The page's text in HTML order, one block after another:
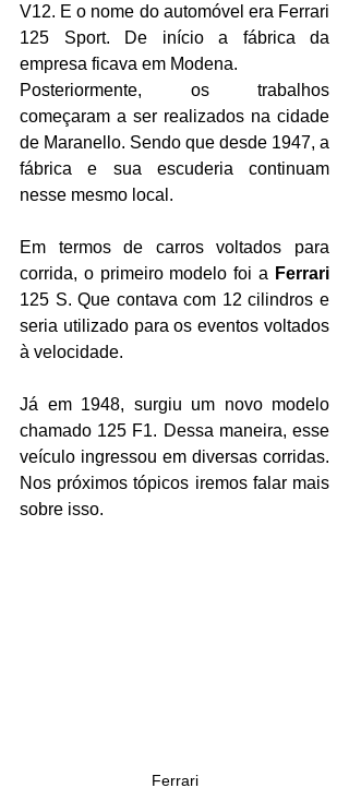
V12. E o nome do automóvel era Ferrari
125 Sport. De início a fábrica da
empresa ficava em Modena.
Posteriormente, os trabalhos
começaram a ser realizados na cidade
de Maranello. Sendo que desde 1947, a
fábrica e sua escuderia continuam
nesse mesmo local.
Em termos de carros voltados para
corrida, o primeiro modelo foi a Ferrari
125 S. Que contava com 12 cilindros e
seria utilizado para os eventos voltados
à velocidade.
Já em 1948, surgiu um novo modelo
chamado 125 F1. Dessa maneira, esse
veículo ingressou em diversas corridas.
Nos próximos tópicos iremos falar mais
sobre isso.
Ferrari